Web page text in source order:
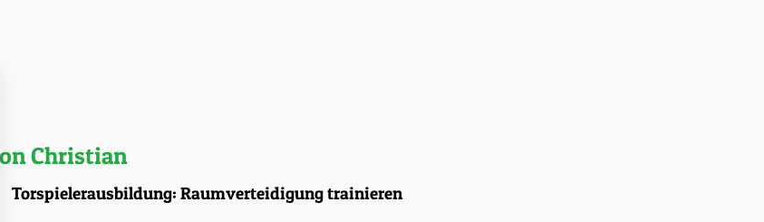
Christian
Torspielerausbildung: Raumverteidigung trainieren